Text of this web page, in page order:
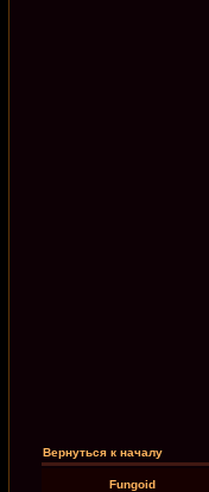
Вернуться к началу
Fungoid